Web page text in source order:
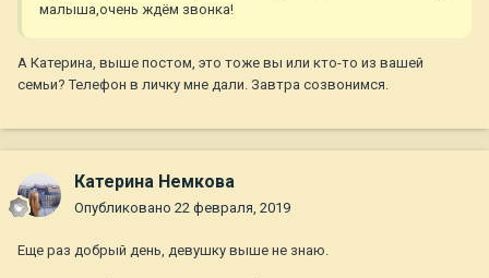
малыша,очень ждём звонка!
А Катерина, выше постом, это тоже вы или кто-то из вашей
семьи? Телефон в личку мне дали. Завтра созвонимся.
Катерина Немкова
Опубликовано 22 февраля, 2019
Еще раз добрый день, девушку выше не знаю.